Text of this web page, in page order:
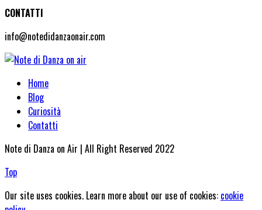
CONTATTI
info@notedidanzaonair.com
Home
Blog
Curiosità
Contatti
Note di Danza on Air | All Right Reserved 2022
Top
Our site uses cookies. Learn more about our use of cookies: cookie